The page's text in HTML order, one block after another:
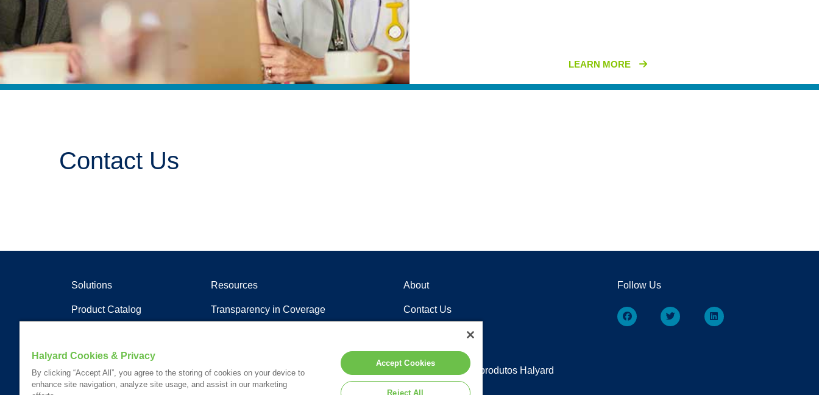
LEARN MORE
Contact Us
Solutions
Product Catalog
Resources
Transparency in Coverage
Portal do Cliente
About
Contact Us
Distribuidores de produtos Halyard
Follow Us
Halyard Cookies & Privacy
By clicking “Accept All”, you agree to the storing of cookies on your device to
enhance site navigation, analyze site usage, and assist in our marketing
Accept Cookies
Reject All